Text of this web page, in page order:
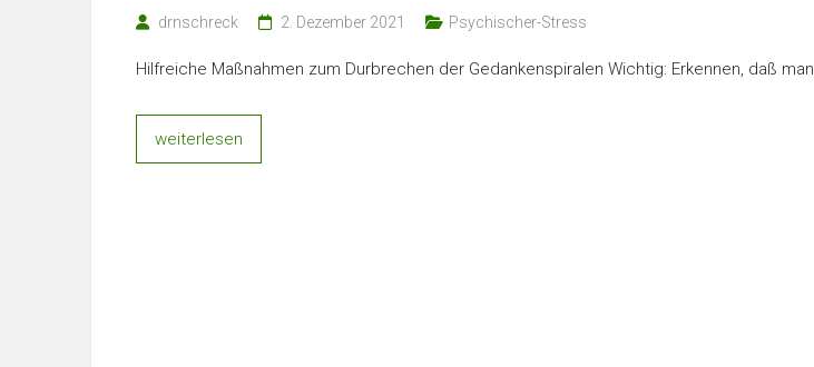
drnschreck 2. Dezember 2021 Psychischer-Stress
Hilfreiche Maßnahmen zum Durbrechen der Gedankenspiralen Wichtig: Erkennen, daß man
weiterlesen